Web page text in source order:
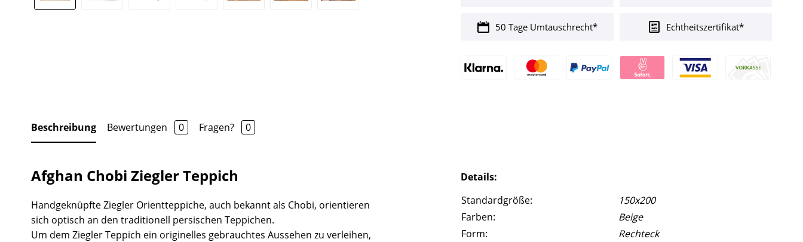
50 Tage Umtauschrecht* Echtheitszertifikat*
Beschreibung Bewertungen 0 Fragen? 0
Afghan Chobi Ziegler Teppich
Handgeknüpfte Ziegler Orientteppiche, auch bekannt als Chobi, orientieren
sich optisch an den traditionell persischen Teppichen.
Um dem Ziegler Teppich ein originelles gebrauchtes Aussehen zu verleihen,
Details:
Standardgröße:
150x200
Farben:
Beige
Form:
Rechteck